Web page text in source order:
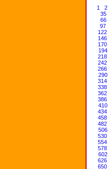
1 2
35
66
97
122
146
170
194
218
242
266
290
314
338
362
386
410
434
458
482
506
530
554
578
602
626
650